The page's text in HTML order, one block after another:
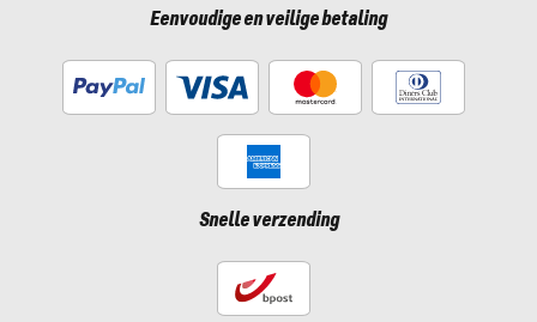
Eenvoudige en veilige betaling
Snelle verzending